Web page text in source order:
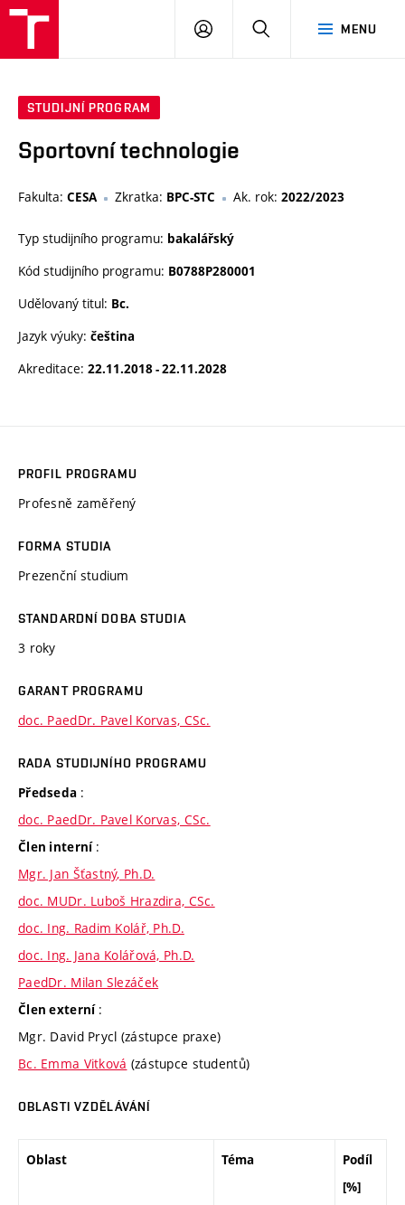
MENU
PŘIHLÁSIT
STUDIJNÍ PROGRAM
Sportovní technologie
Fakulta: CESA Zkratka: BPC-STC Ak. rok: 2022/2023
Typ studijního programu: bakalářský
Kód studijního programu: B0788P280001
Udělovaný titul: Bc.
Jazyk výuky: čeština
Akreditace: 22.11.2018 - 22.11.2028
PROFIL PROGRAMU
Profesně zaměřený
FORMA STUDIA
Prezenční studium
STANDARDNÍ DOBA STUDIA
3 roky
GARANT PROGRAMU
doc. PaedDr. Pavel Korvas, CSc.
RADA STUDIJNÍHO PROGRAMU
Předseda :
doc. PaedDr. Pavel Korvas, CSc.
Člen interní :
Mgr. Jan Šťastný, Ph.D.
doc. MUDr. Luboš Hrazdira, CSc.
doc. Ing. Radim Kolář, Ph.D.
doc. Ing. Jana Kolářová, Ph.D.
PaedDr. Milan Slezáček
Člen externí :
Mgr. David Prycl (zástupce praxe)
Bc. Emma Vitková (zástupce studentů)
OBLASTI VZDĚLÁVÁNÍ
Oblast Téma
Podíl
[%]